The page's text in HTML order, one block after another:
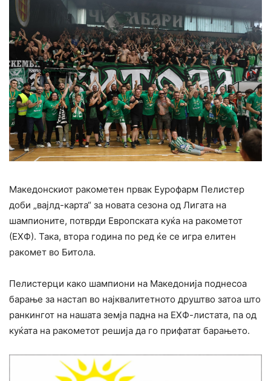
Македонскиот ракометен првак Еурофарм Пелистер
доби „вајлд-карта“ за новата сезона од Лигата на
шампионите, потврди Европската куќа на ракометот
(ЕХФ). Така, втора година по ред ќе се игра елитен
ракомет во Битола.
Пелистерци како шампиони на Македонија поднесоа
барање за настап во најквалитетното друштво затоа што
ранкингот на нашата земја падна на ЕХФ-листата, па од
куќата на ракометот решија да го прифатат барањето.